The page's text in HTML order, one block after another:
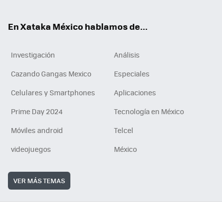
En Xataka México hablamos de...
Investigación
Análisis
Cazando Gangas Mexico
Especiales
Celulares y Smartphones
Aplicaciones
Prime Day 2024
Tecnología en México
Móviles android
Telcel
videojuegos
México
VER MÁS TEMAS